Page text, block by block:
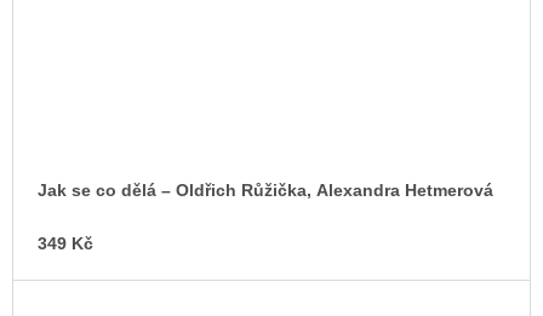
Jak se co dělá – Oldřich Růžička, Alexandra Hetmerová
349 Kč